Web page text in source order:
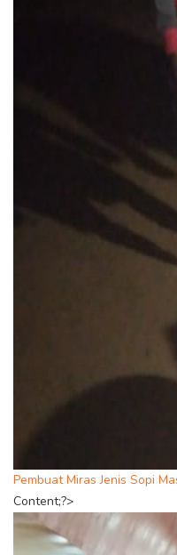
Pembuat Miras Jenis Sopi
Content;?>